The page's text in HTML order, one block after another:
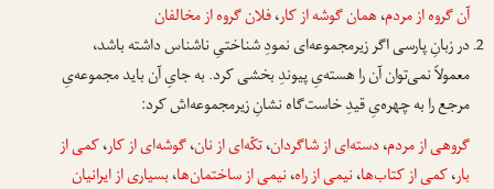
آن گروه از مردم،همان گوشه از کار،فلان گروه از مخالفان
در زبانِ پارسی اگر زیرمجموعه‌ای نمودِ شناختیِ ناشناس داشته باشد،
معمولاً نمی‌توان آن را هسته‌یِ پیوندِ بخشی کرد. به جایِ آن باید مجموعه‌یِ
مرجع را به چهره‌یِ قیدِ خاست‌گاه نشانِ زیرمجموعه‌اش کرد:
گروهی از مردم،دسته‌ای از شاگردان،تکّه‌ای از نان،گوشه‌ای از کار،کمی از
بار،کمی از کتاب‌ها،نیمی از راه،نیمی از ساختمان‌ها،بسیاری از ایرانیان